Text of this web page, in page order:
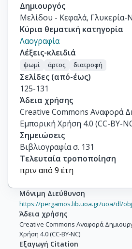
Δημιουργός
Μελίδου - Κεφαλά, Γλυκερία-
Κύρια θεματική κατηγορία
Λαογραφία
Λέξεις-κλειδιά
ψωμί άρτος διατροφή
Σελίδες (από-έως)
125-131
Άδεια χρήσης
Creative Commons Αναφορά
Εμπορική Χρήση 4.0 (CC-BY-
Σημειώσεις
Βιβλιογραφία σ. 131
Τελευταία τροποποίηση
πριν από 9 έτη
Μόνιμη Διεύθυνση
https://pergamos.lib.uoa.gr/uoa/dl/
Άδεια χρήσης
Creative Commons Αναφορά
Χρήση 4.0 (CC-BY-NC)
Εξαγωγή Citation